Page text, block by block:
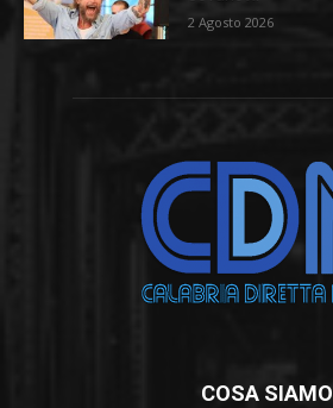
2 Agosto 2026
COSA SIAMO